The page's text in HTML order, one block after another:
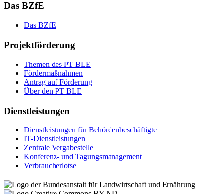
Das BZfE
Das BZ­fE
Projektförderung
The­men des PT BLE
För­der­maß­nah­men
An­trag auf För­de­rung
Über den PT BLE
Dienstleistungen
Dienst­leis­tun­gen für Be­hör­den­be­schäf­tig­te
IT-Dienst­leis­tun­gen
Zen­tra­le Ver­ga­be­stel­le
Kon­fe­renz- und Tagungs­management
Ver­brau­cher­lot­se